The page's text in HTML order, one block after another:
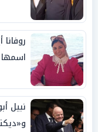
اسمها
نبيل